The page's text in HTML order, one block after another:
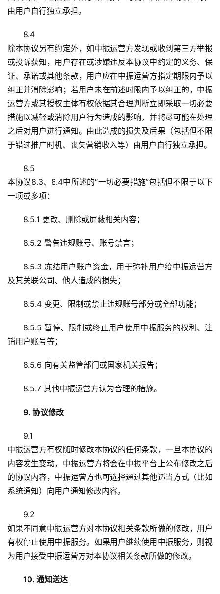
由用户自行独立承担。
8.4
除本协议另有约定外，如中振运营方发现或收到第三方举报
或投诉获知，用户存在或涉嫌违反本协议中约定的义务、保
证、承诺或其他条款，用户应在中振运营方指定期限内予以
纠正并消除影响；若用户未在前述时限内予以纠正的，中振
运营方或其授权主体有权依据其合理判断立即采取一切必要
措施以减轻或消除用户行为造成的影响，并将尽可能在处理
之后对用户进行通知。由此造成的损失及后果（包括但不限
于错过推广时机、丧失营销收入等）由用户自行独立承担。
8.5
本协议8.3、8.4中所述的“一切必要措施”包括但不限于以下
一项或多项：
8.5.1 更改、删除或屏蔽相关内容；
8.5.2 警告违规账号、账号禁言；
8.5.3 冻结用户账户资金，用于弥补用户给中振运营方
及其关联公司、他人造成的损失；
8.5.4 变更、限制或禁止违规账号部分或全部功能；
8.5.5 暂停、限制或终止用户使用中振服务的权利、注
销用户账号等；
8.5.6 向有关监管部门或国家机关报告；
8.5.7 其他中振运营方认为合理的措施。
9. 协议修改
9.1
中振运营方有权随时修改本协议的任何条款，一旦本协议的
内容发生变动，中振运营方将会在中振平台上公布修改之后
的协议内容，中振运营方也可选择通过其他适当方式（比如
系统通知）向用户通知修改内容。
9.2
如果不同意中振运营方对本协议相关条款所做的修改，用户
有权停止使用中振服务。如果用户继续使用中振服务，则视
为用户接受中振运营方对本协议相关条款所做的修改。
10. 通知送达